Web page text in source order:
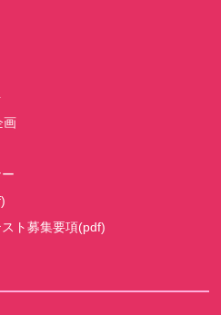
画
ト募集要項(pdf)